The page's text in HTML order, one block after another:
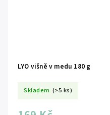
LYO višně v medu 180 g
Skladem (>5 ks)